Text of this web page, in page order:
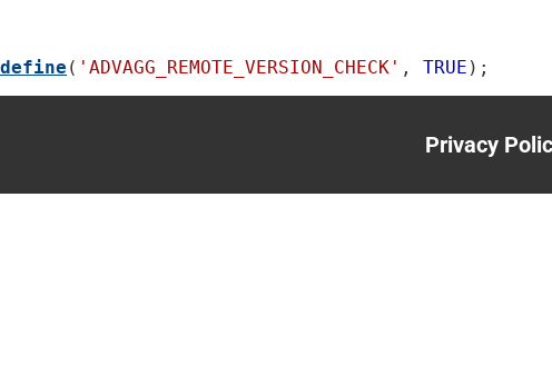
define ( 'ADVAGG_REMOTE_VERSION_CHECK' , TRUE );
Footer
menu
Privacy